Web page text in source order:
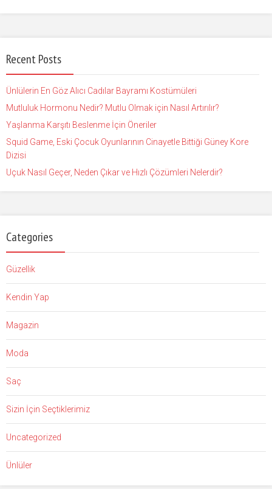
Recent Posts
Ünlülerin En Göz Alıcı Cadılar Bayramı Kostümüleri
Mutluluk Hormonu Nedir? Mutlu Olmak için Nasıl Artırılır?
Yaşlanma Karşıtı Beslenme İçin Öneriler
Squid Game, Eski Çocuk Oyunlarının Cinayetle Bittiği Güney Kore
Dizisi
Uçuk Nasıl Geçer, Neden Çıkar ve Hızlı Çözümleri Nelerdir?
Categories
Güzellik
Kendin Yap
Magazin
Moda
Saç
Sizin İçin Seçtiklerimiz
Uncategorized
Ünlüler